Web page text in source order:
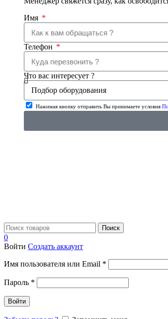
Имя
Телефон
Что вас интересует ?
Нажимая кнопку отправить Вы принимаете условия
Поиск
0
Войти Создать аккаунт
Имя пользователя или Email *
Пароль *
Войти